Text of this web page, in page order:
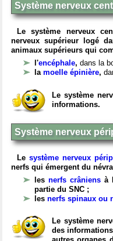
Système nerveux
Le système nerveux
nerveux supérieur logé
animaux supérieurs qui
l'encéphale, dans la
la moelle épinière,
Le système
informations.
Système nerveux
Le système nerveux
nerfs qui émergent du
les nerfs crâniens à
partie du SNC ;
les nerfs spinaux ou
Le système
des